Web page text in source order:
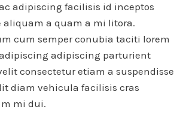
adipiscing facilisis id inceptos
aliquam a quam a mi litora.
cum semper conubia taciti lorem
adipiscing parturient
consectetur etiam a suspendisse
diam vehicula facilisis cras
mi dui.